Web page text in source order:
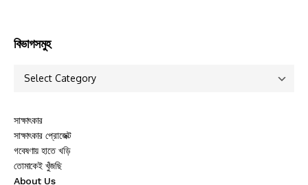
বিভাগসমুহ
সাক্ষাৎকার
সাক্ষাৎকার প্রোজেক্ট
গবেষণায় হাতে খড়ি
তোমাকেই খুঁজছি
About Us